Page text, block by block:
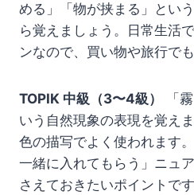
める」「物が挟まる」とい
ら覚えましょう。日常生活
ンなので、買い物や旅行で
TOPIK 中級（3〜4級）
「
いう自然現象の表現を覚え
色の描写でよく使われます
一緒に入れてもらう」ニュ
さえておきたいポイントです